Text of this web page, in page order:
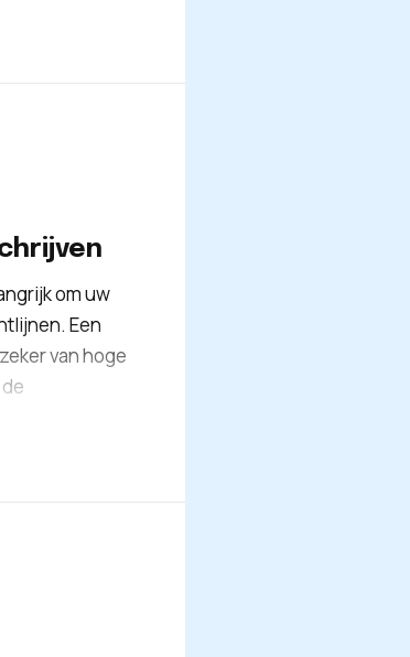
om uw
Een
van hoge
Zij
website te